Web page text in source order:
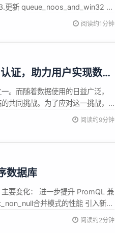
更新 queue_noos_and_win32 详
阅读约1分钟
证，助力用户实现数据
。而随着数据使用的日益广泛，
共同挑战。为了应对这一挑战，
项国际权威认证------SOC 2 和
阅读约9分钟
数据库
要变化： 进一步提升 PromQL 兼
合并模式的性能 引入新函
计划，3 月将推出 v0.13。详情查
阅读约2分钟